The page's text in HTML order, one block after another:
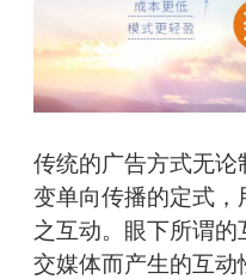
传统的广告方式无
变单向传播的定式
之互动。眼下所谓
交媒体而产生的互动